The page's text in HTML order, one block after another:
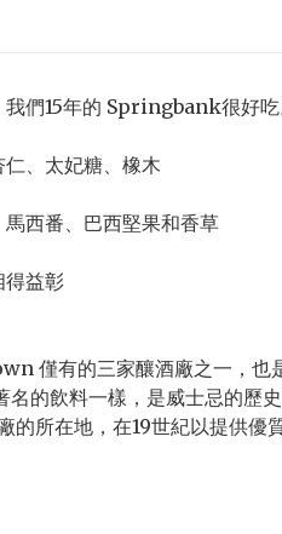
們15年的 Springbank很好
、太妃糖、橡木
西番、巴西堅果和香草
得益彰
僅有的三家釀酒廠之一，也
的飲料一樣，是威士忌的歷
所在地，在19世紀以提供優